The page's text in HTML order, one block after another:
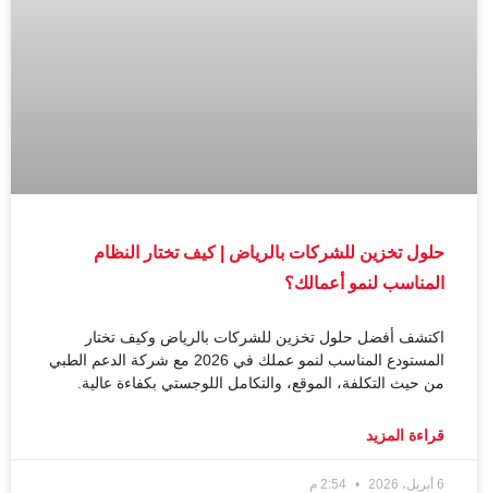
حلول تخزين للشركات بالرياض | كيف تختار النظام
المناسب لنمو أعمالك؟
اكتشف أفضل حلول تخزين للشركات بالرياض وكيف تختار
المستودع المناسب لنمو عملك في 2026 مع شركة الدعم الطبي
من حيث التكلفة، الموقع، والتكامل اللوجستي بكفاءة عالية.
قراءة المزيد
2:54 م